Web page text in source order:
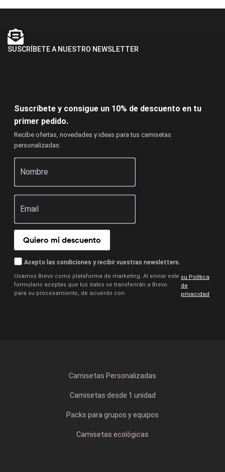
SUSCRÍBETE A NUESTRO NEWSLETTER
Suscríbete y consigue un 10% de descuento en tu
primer pedido.
Recibe ofertas, novedades y ideas para tus camisetas
personalizadas.
Quiero mi descuento
Acepto las condiciones y recibir vuestras newsletters.
Usamos Brevo como plataforma de marketing. Al enviar este
formulario aceptas que tus datos se transferirán a Brevo
para su procesamiento, de acuerdo con
su Política
de
privacidad
.
Camisetas Personalizadas
Camisetas desde 1 unidad
Packs para grupos y equipos
Camisetas ecológicas